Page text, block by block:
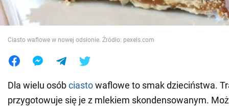
Świat
Jedzenie
Ciasto waflowe w nowej odsłonie. Źródło: pexels.com
Dla wielu osóbciastowaflowe to smak dzieciństwa.
przygotowuje się je z mlekiem skondensowanym.